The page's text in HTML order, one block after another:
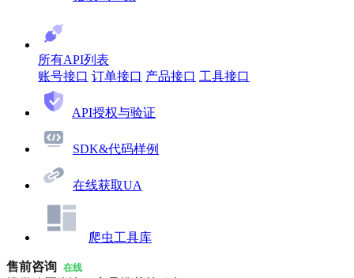
所有API列表
账号接口 订单接口 产品接口 工具接口
API授权与验证
SDK&代码样例
在线获取UA
爬虫工具库
售前咨询 在线